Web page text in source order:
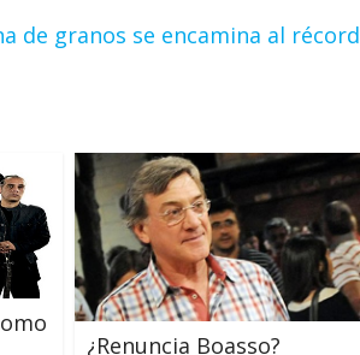
de granos se encamina al récord
¿Renuncia Boasso?